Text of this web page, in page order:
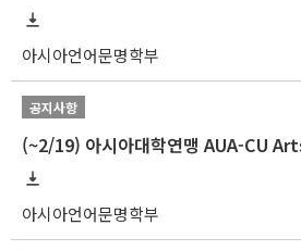
아시아언어문명학부
공지사항
아시아언어문명학부